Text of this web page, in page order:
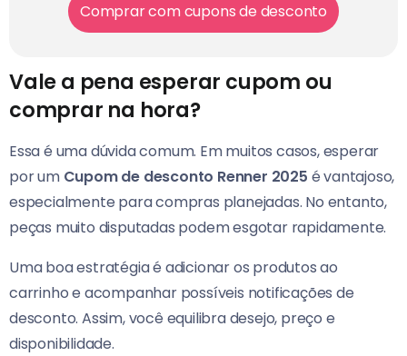
Comprar com cupons de desconto
Vale a pena esperar cupom ou
comprar na hora?
Essa é uma dúvida comum. Em muitos casos, esperar
por um Cupom de desconto Renner 2025 é vantajoso,
especialmente para compras planejadas. No entanto,
peças muito disputadas podem esgotar rapidamente.
Uma boa estratégia é adicionar os produtos ao
carrinho e acompanhar possíveis notificações de
desconto. Assim, você equilibra desejo, preço e
disponibilidade.